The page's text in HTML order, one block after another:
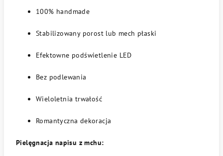
100% handmade
Stabilizowany porost lub mech płaski
Efektowne podświetlenie LED
Bez podlewania
Wieloletnia trwałość
Romantyczna dekoracja
Pielęgnacja napisu z mchu: